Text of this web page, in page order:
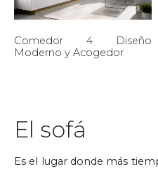
Comedor 4 Diseño
Moderno y Acogedor
El sofá
Es el lugar donde más